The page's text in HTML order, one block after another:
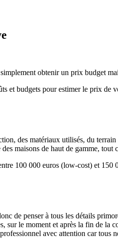
obtenir un prix budget
et budgets pour estimer le prix
des matériaux utilisés, du
maisons de haut de gamme,
100 000 euros (low-cost) et
de penser à tous les détails
sur le moment et après la fin de
avec attention car tous